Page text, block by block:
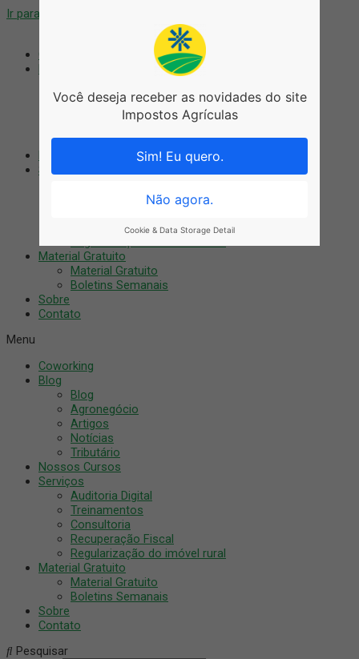
Ir para o conteúdo
Agronegócio
Tributário
Serviços
Recuperação Fiscal
Material Gratuito
Material Gratuito
Boletins Semanais
Sobre
Contato
Menu
Coworking
Blog
Blog
Agronegócio
Artigos
Notícias
Tributário
Nossos Cursos
Serviços
Auditoria Digital
Treinamentos
Consultoria
Recuperação Fiscal
Regularização do imóvel rural
Material Gratuito
Material Gratuito
Boletins Semanais
Sobre
Contato
Pesquisar
Você deseja receber as novidades do site
Impostos Agrículas
Sim! Eu quero.
Não agora.
Cookie & Data Storage Detail